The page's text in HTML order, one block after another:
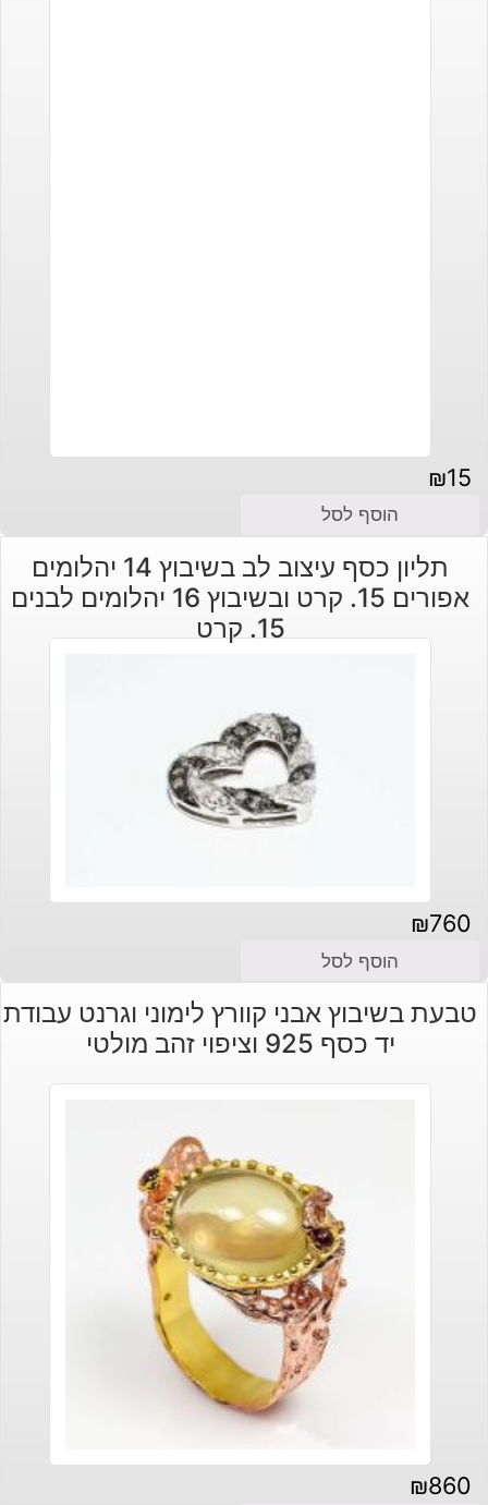
₪15
הוסף לסל
תליון כסף עיצוב לב בשיבוץ 14 יהלומים
אפורים 15. קרט ובשיבוץ 16 יהלומים לבנים
15. קרט
₪760
הוסף לסל
טבעת בשיבוץ אבני קוורץ לימוני וגרנט עבודת
יד כסף 925 וציפוי זהב מולטי
₪860